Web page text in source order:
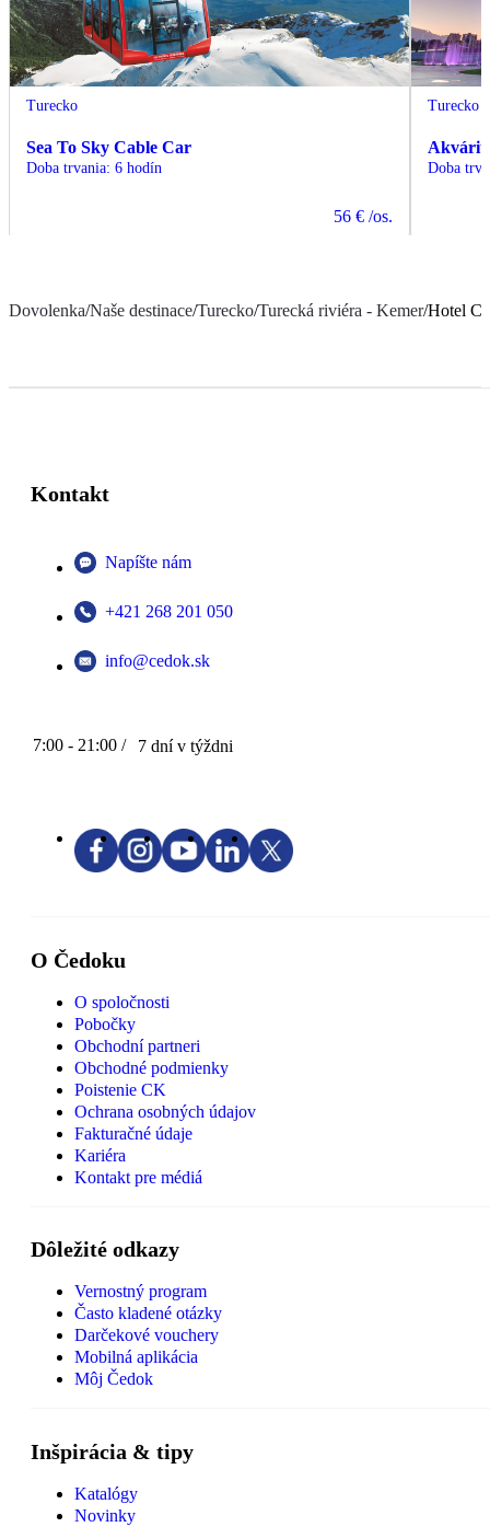
Turecko
Sea To Sky Cable Car
Doba trvania: 6 hodín
56 € /os.
Turecko
Doba
Dovolenka/Naše destinace/Turecko/Turecká riviéra - Kemer/Hotel
Kontakt
Napíšte nám
+421 268 201 050
info@cedok.sk
7:00 - 21:00 / 7 dní v týždni
O Čedoku
O spoločnosti
Pobočky
Obchodní partneri
Obchodné podmienky
Poistenie CK
Ochrana osobných údajov
Fakturačné údaje
Kariéra
Kontakt pre médiá
Dôležité odkazy
Vernostný program
Často kladené otázky
Darčekové vouchery
Mobilná aplikácia
Môj Čedok
Inšpirácia & tipy
Katalógy
Novinky